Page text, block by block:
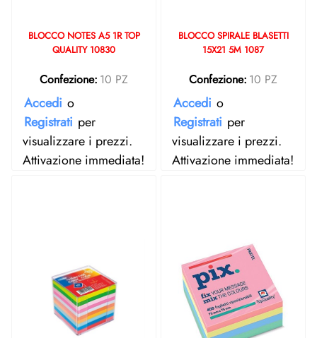
BLOCCO NOTES A5 1R TOP
QUALITY 10830
Confezione: 10 PZ
Accedi o
Registrati per
visualizzare i prezzi.
Attivazione immediata!
BLOCCO SPIRALE BLASETTI
15X21 5M 1087
Confezione: 10 PZ
Accedi o
Registrati per
visualizzare i prezzi.
Attivazione immediata!